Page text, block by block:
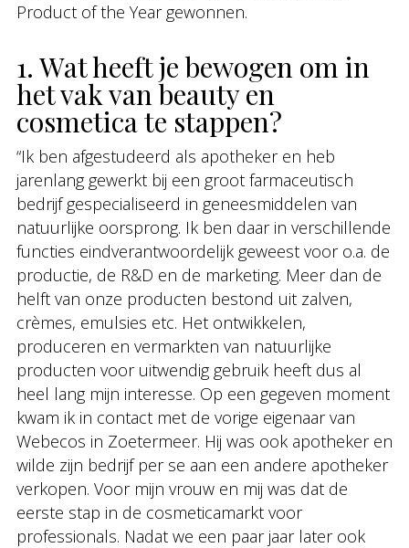
Product of the Year gewonnen.
1. Wat heeft je bewogen om in
het vak van beauty en
cosmetica te stappen?
“Ik ben afgestudeerd als apotheker en heb
jarenlang gewerkt bij een groot farmaceutisch
bedrijf gespecialiseerd in geneesmiddelen van
natuurlijke oorsprong. Ik ben daar in verschillende
functies eindverantwoordelijk geweest voor o.a. de
productie, de R&D en de marketing. Meer dan de
helft van onze producten bestond uit zalven,
crèmes, emulsies etc. Het ontwikkelen,
produceren en vermarkten van natuurlijke
producten voor uitwendig gebruik heeft dus al
heel lang mijn interesse. Op een gegeven moment
kwam ik in contact met de vorige eigenaar van
Webecos in Zoetermeer. Hij was ook apotheker en
wilde zijn bedrijf per se aan een andere apotheker
verkopen. Voor mijn vrouw en mij was dat de
eerste stap in de cosmeticamarkt voor
professionals. Nadat we een paar jaar later ook